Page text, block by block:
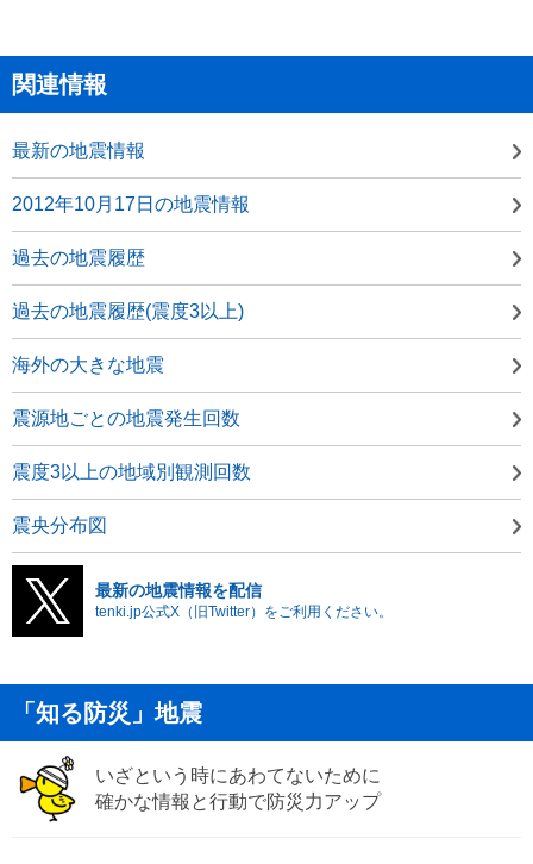
関連情報
最新の地震情報
2012年10月17日の地震情報
過去の地震履歴
過去の地震履歴(震度3以上)
海外の大きな地震
震源地ごとの地震発生回数
震度3以上の地域別観測回数
震央分布図
最新の地震情報を配信
tenki.jp公式X（旧Twitter）をご利用ください。
「知る防災」地震
いざという時にあわてないために
確かな情報と行動で防災力アップ